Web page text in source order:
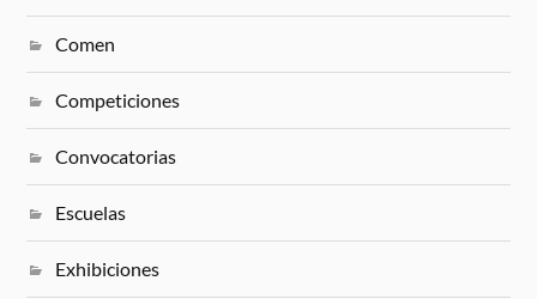
Comen
Competiciones
Convocatorias
Escuelas
Exhibiciones